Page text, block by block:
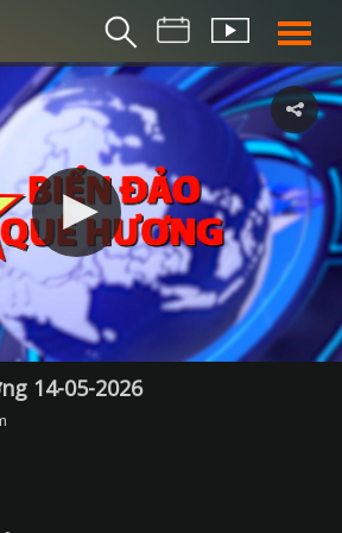
THỜI
BẢN TIN
THỜI SỰ
THỜI SỰ
DA NANG TV
BẢN TIN MIỀN
BẢN TIN
14-05-2026